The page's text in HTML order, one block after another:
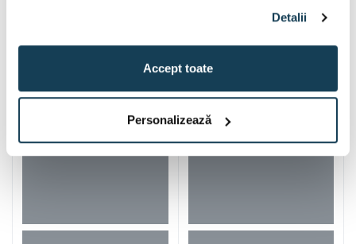
Detalii
Accept toate
Personalizează